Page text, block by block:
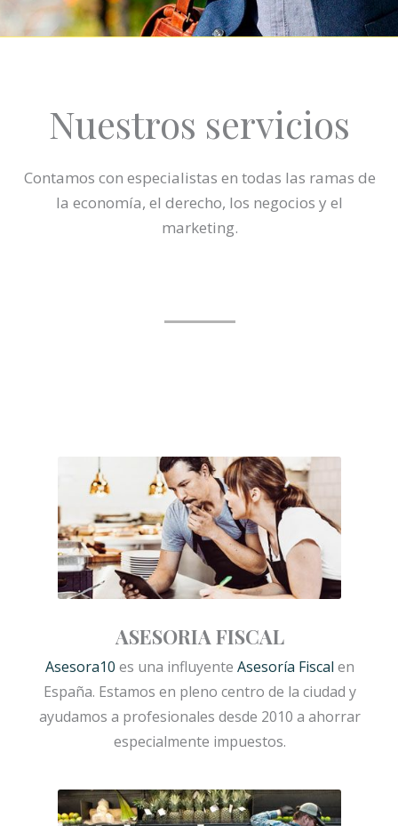
Nuestros servicios
Contamos con especialistas en todas las ramas de
la economía, el derecho, los negocios y el
marketing.
ASESORIA FISCAL
Asesora10 es una influyente Asesoría Fiscal en
España. Estamos en pleno centro de la ciudad y
ayudamos a profesionales desde 2010 a ahorrar
especialmente impuestos.